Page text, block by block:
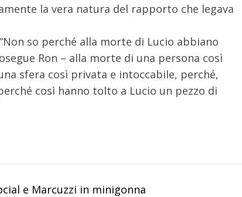
la vera natura del rapporto che legava
so perché alla morte di Lucio abbiano
Ron – alla morte di una persona così
sfera così privata e intoccabile, perché,
così hanno tolto a Lucio un pezzo di
e Marcuzzi in minigonna